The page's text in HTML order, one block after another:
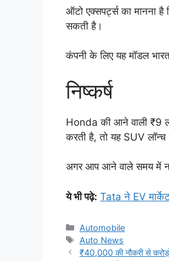
ऑटो एक्सपर्ट्स का मानना
सकती है।
कंपनी के लिए यह मॉडल
निष्कर्ष
Honda की आने वाली ₹9
करती है, तो यह SUV
अगर आप आने वाले समय में
ये भी पढ़े: Tata ने EV
Categories
Automobile
Tags
Auto News
₹40,000 की नौकरी से